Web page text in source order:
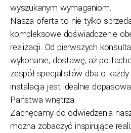
wyszukanym wymaganiom.
Nasza oferta to nie tylko
kompleksowe doświadczenie
realizacji. Od pierwszych
wykonanie, dostawę, aż po
zespół specjalistów dba o
instalacja jest idealnie
Państwa wnętrza.
Zachęcamy do odwiedzenia
można zobaczyć inspirujące